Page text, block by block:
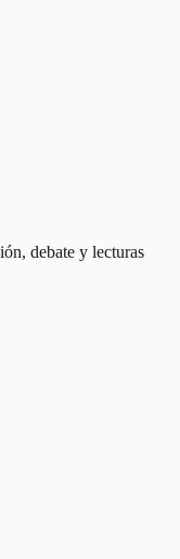
debate y lecturas